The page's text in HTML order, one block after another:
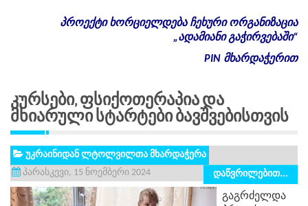
პროექტი ხორციელდება ჩეხური ორგანიზაცია
„ადამიანი გაჭირვებაში“
PIN მხარდაჭერით
Კურსები, Ფსიქოთერაპია Და
Მხიარული Სტარტები Ბავშვებისთვის
უკრაინიდან ლტოლვილთა მხარდაჭერა
პარასკევი, 15 ნოემბერი 2024
დაწვრილებით...
გაგრძელდა